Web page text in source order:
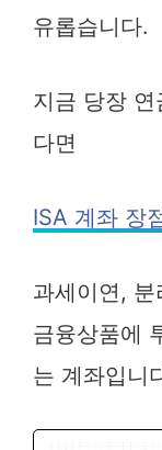
유롭습니다.
지금 당장
다면
ISA 계좌 장
과세이연,
금융상품에
는 계좌입니